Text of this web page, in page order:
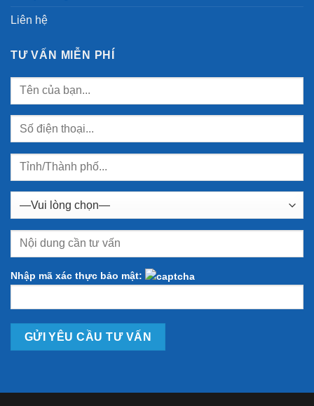
Liên hệ
TƯ VẤN MIỄN PHÍ
Nhập mã xác thực bảo mật: